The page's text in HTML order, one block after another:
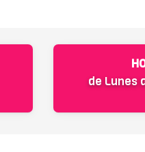
de Lunes